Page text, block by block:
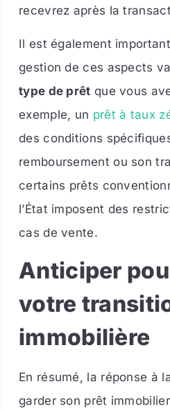
recevrez après la
Il est également
gestion de ces aspects
type de prêt que vous
exemple, un prêt à taux
des conditions
remboursement ou son
certains prêts
l’État imposent des
cas de vente.
Anticiper
votre
immobilière
En résumé, la réponse à
garder son prêt